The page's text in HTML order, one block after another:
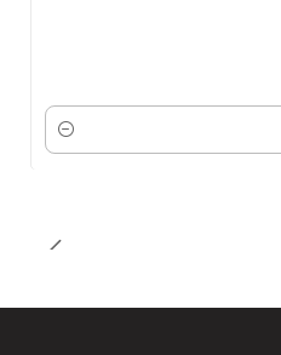
Cantidad